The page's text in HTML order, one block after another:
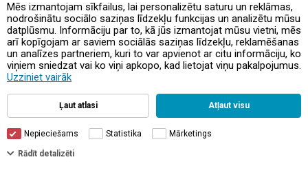
Mēs izmantojam sīkfailus, lai personalizētu saturu un reklāmas,
nodrošinātu sociālo saziņas līdzekļu funkcijas un analizētu mūsu
datplūsmu. Informāciju par to, kā jūs izmantojat mūsu vietni, mēs
arī kopīgojam ar saviem sociālās saziņas līdzekļu, reklamēšanas
un analīzes partneriem, kuri to var apvienot ar citu informāciju, ko
viņiem sniedzat vai ko viņi apkopo, kad lietojat viņu pakalpojumus.
Uzziniet vairāk
Ļaut atlasi Atļaut visu
Nepieciešams Statistika Mārketings
Rādīt detalizēti
Предложения и акции
Контакты